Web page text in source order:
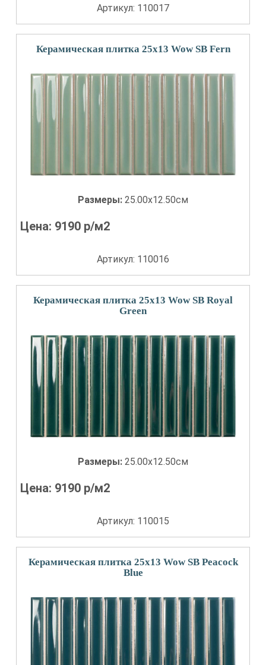
Артикул: 110017
Керамическая плитка 25x13 Wow SB Fern
Размеры: 25.00x12.50см
Цена: 9190 р/м2
Артикул: 110016
Керамическая плитка 25x13 Wow SB Royal
Green
Размеры: 25.00x12.50см
Цена: 9190 р/м2
Артикул: 110015
Керамическая плитка 25x13 Wow SB Peacock
Blue